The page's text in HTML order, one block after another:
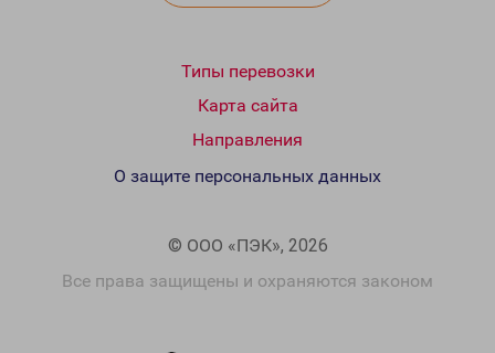
Типы перевозки
Карта сайта
Направления
© ООО «ПЭК», 2026
Все права защищены и охраняются законом
О защите персональных данных